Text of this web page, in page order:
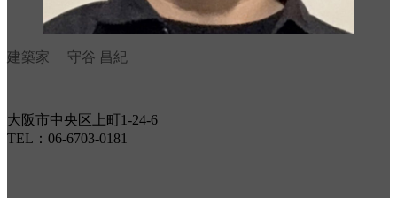
建築家 守谷 昌紀
大阪市中央区上町1-24-6
TEL：06-6703-0181